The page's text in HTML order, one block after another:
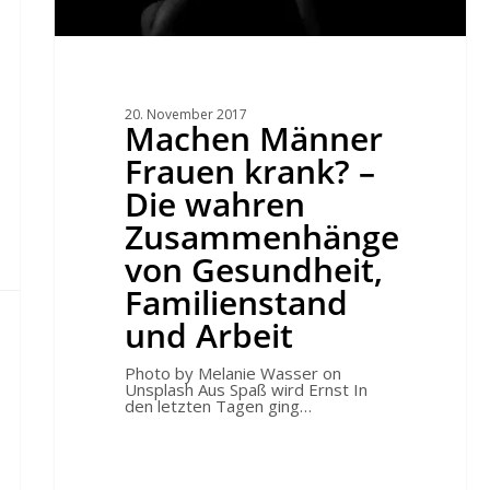
20. November 2017
Machen Männer
Frauen krank? –
Die wahren
Zusammenhänge
von Gesundheit,
Familienstand
und Arbeit
Photo by Melanie Wasser on
Unsplash Aus Spaß wird Ernst In
den letzten Tagen ging…